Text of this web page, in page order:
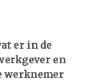
er in de
en
werknemer